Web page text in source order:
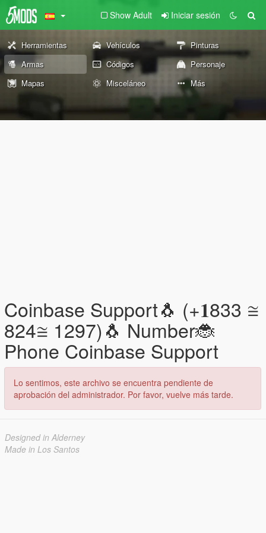
Show Adult Iniciar sesión
Herramientas Vehículos
Pinturas
Armas
Códigos
Personaje
Mapas
Misceláneo Más
Coinbase Support🐧 (+𝟏833 ≅
824≅ 1297)🐧 Number🐞
Phone Coinbase Support
Lo sentimos, este archivo se encuentra pendiente de
aprobación del administrador. Por favor, vuelve más tarde.
Designed in Alderney
Made in Los Santos